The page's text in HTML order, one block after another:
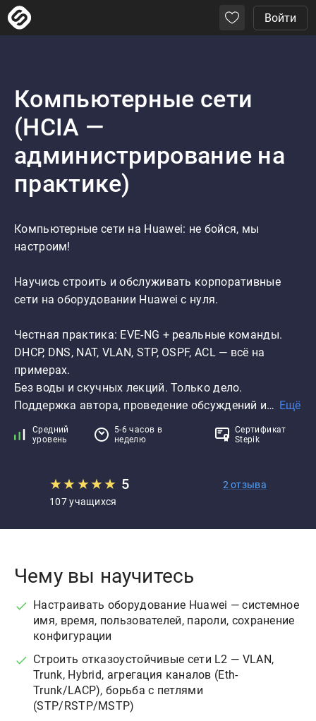
Войти
Компьютерные сети
(HCIA —
администрирование на
практике)
Компьютерные сети на Huawei: не бойся, мы
настроим!
Научись строить и обслуживать корпоративные
сети на оборудовании Huawei с нуля.
Честная практика: EVE-NG + реальные команды.
DHCP, DNS, NAT, VLAN, STP, OSPF, ACL — всё на
примерах.
Без воды и скучных лекций. Только дело.
Поддержка автора, проведение обсуждений и… Ещё
Средний
уровень
5-6 часов в
неделю
Сертификат
Stepik
★★★★★ 5
2 отзыва
107 учащихся
Чему вы научитесь
Настраивать оборудование Huawei — системное
имя, время, пользователей, пароли, сохранение
конфигурации
Строить отказоустойчивые сети L2 — VLAN,
Trunk, Hybrid, агрегация каналов (Eth-
Trunk/LACP), борьба с петлями
(STP/RSTP/MSTP)